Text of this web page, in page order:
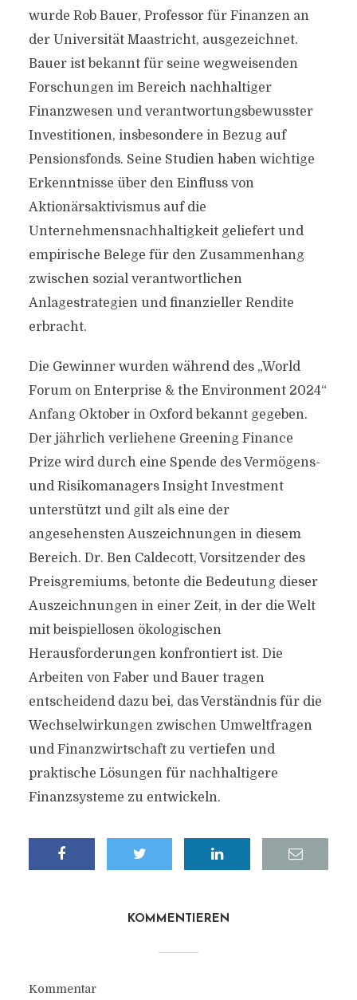
wurde Rob Bauer, Professor für Finanzen an
der Universität Maastricht, ausgezeichnet.
Bauer ist bekannt für seine wegweisenden
Forschungen im Bereich nachhaltiger
Finanzwesen und verantwortungsbewusster
Investitionen, insbesondere in Bezug auf
Pensionsfonds. Seine Studien haben wichtige
Erkenntnisse über den Einfluss von
Aktionärsaktivismus auf die
Unternehmensnachhaltigkeit geliefert und
empirische Belege für den Zusammenhang
zwischen sozial verantwortlichen
Anlagestrategien und finanzieller Rendite
erbracht.
Die Gewinner wurden während des „World
Forum on Enterprise & the Environment 2024“
Anfang Oktober in Oxford bekannt gegeben.
Der jährlich verliehene Greening Finance
Prize wird durch eine Spende des Vermögens-
und Risikomanagers Insight Investment
unterstützt und gilt als eine der
angesehensten Auszeichnungen in diesem
Bereich. Dr. Ben Caldecott, Vorsitzender des
Preisgremiums, betonte die Bedeutung dieser
Auszeichnungen in einer Zeit, in der die Welt
mit beispiellosen ökologischen
Herausforderungen konfrontiert ist. Die
Arbeiten von Faber und Bauer tragen
entscheidend dazu bei, das Verständnis für die
Wechselwirkungen zwischen Umweltfragen
und Finanzwirtschaft zu vertiefen und
praktische Lösungen für nachhaltigere
Finanzsysteme zu entwickeln.
KOMMENTIEREN
Kommentar